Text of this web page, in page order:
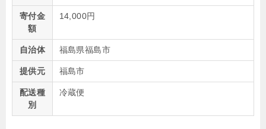
寄付金
額
14,000円
自治体 福島県福島市
提供元 福島市
配送種
別
冷蔵便